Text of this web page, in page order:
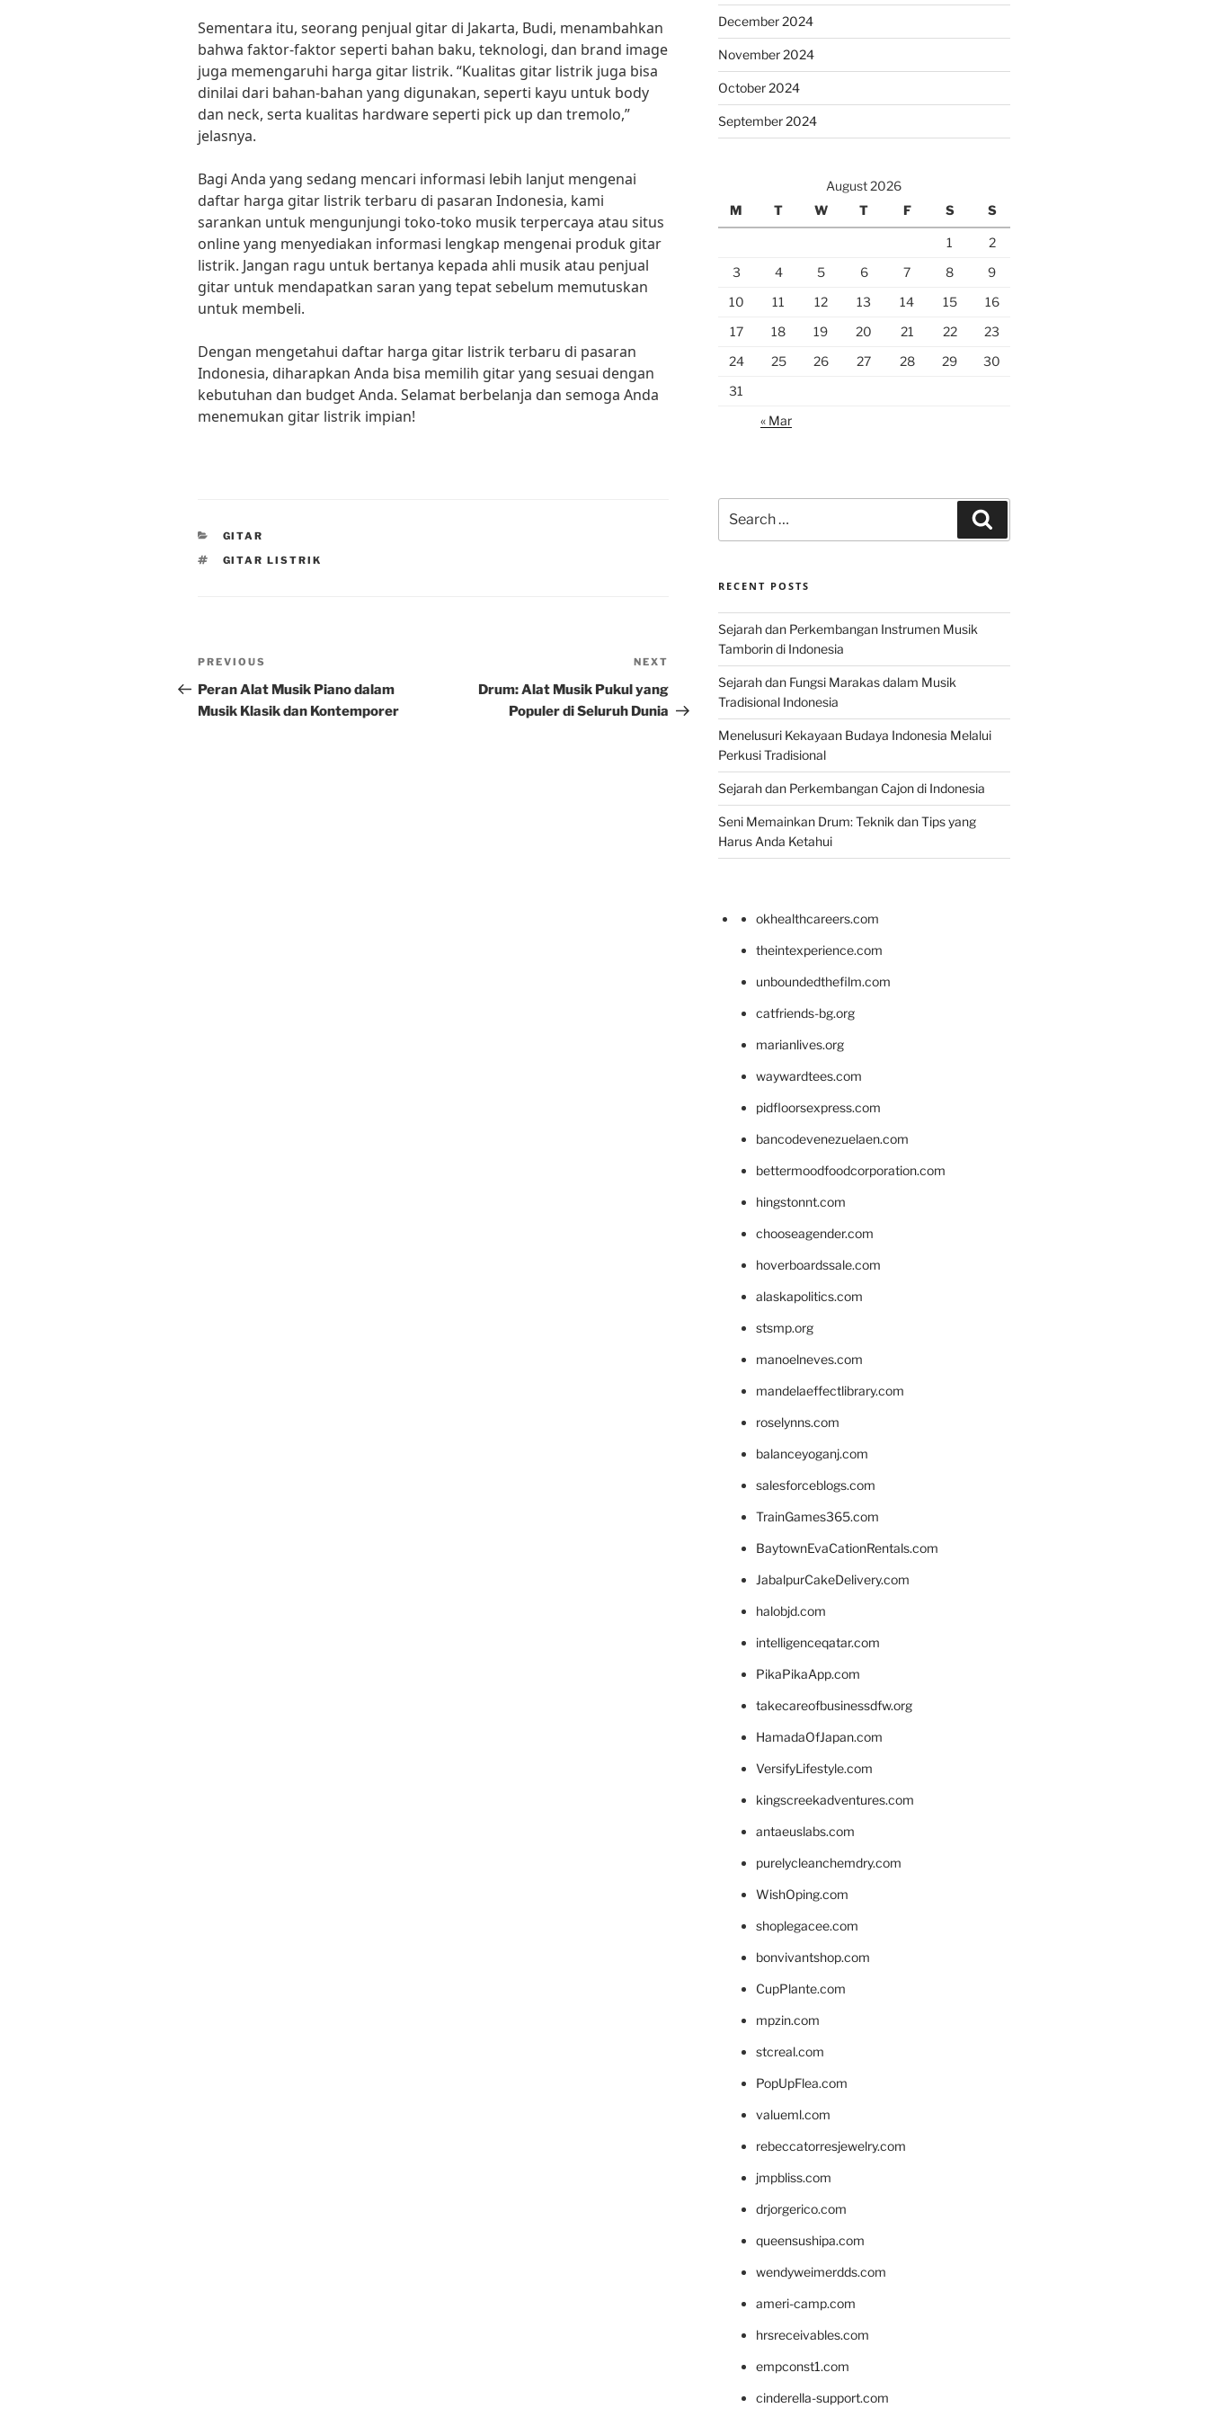
Sementara itu, seorang penjual gitar di Jakarta, Budi, menambahkan
bahwa faktor-faktor seperti bahan baku, teknologi, dan brand image
juga memengaruhi harga gitar listrik. “Kualitas gitar listrik juga bisa
dinilai dari bahan-bahan yang digunakan, seperti kayu untuk body
dan neck, serta kualitas hardware seperti pick up dan tremolo,”
jelasnya.
Bagi Anda yang sedang mencari informasi lebih lanjut mengenai
daftar harga gitar listrik terbaru di pasaran Indonesia, kami
sarankan untuk mengunjungi toko-toko musik terpercaya atau situs
online yang menyediakan informasi lengkap mengenai produk gitar
listrik. Jangan ragu untuk bertanya kepada ahli musik atau penjual
gitar untuk mendapatkan saran yang tepat sebelum memutuskan
untuk membeli.
Dengan mengetahui daftar harga gitar listrik terbaru di pasaran
Indonesia, diharapkan Anda bisa memilih gitar yang sesuai dengan
kebutuhan dan budget Anda. Selamat berbelanja dan semoga Anda
menemukan gitar listrik impian!
CATEGORIES
GITAR
TAGS
GITAR LISTRIK
Post
navigation
Previous
Post
PREVIOUS
Peran Alat Musik Piano dalam
Musik Klasik dan Kontemporer
Post
NEXT
Drum: Alat Musik Pukul yang
Populer di Seluruh Dunia
December 2024
November 2024
October 2024
September 2024
August 2026
M
T W T F S S
1
2
3
4 5 6 7 8
9
10
11 12 13 14 15
16
17
18 19 20 21 22
23
24
25 26 27 28 29
30
31
« Mar
for:
RECENT POSTS
Sejarah dan Perkembangan Instrumen Musik
Tamborin di Indonesia
Sejarah dan Fungsi Marakas dalam Musik
Tradisional Indonesia
Menelusuri Kekayaan Budaya Indonesia Melalui
Perkusi Tradisional
Sejarah dan Perkembangan Cajon di Indonesia
Seni Memainkan Drum: Teknik dan Tips yang
Harus Anda Ketahui
okhealthcareers.com
theintexperience.com
unboundedthefilm.com
catfriends-bg.org
marianlives.org
waywardtees.com
pidfloorsexpress.com
bancodevenezuelaen.com
bettermoodfoodcorporation.com
hingstonnt.com
chooseagender.com
hoverboardssale.com
alaskapolitics.com
stsmp.org
manoelneves.com
mandelaeffectlibrary.com
roselynns.com
balanceyoganj.com
salesforceblogs.com
TrainGames365.com
BaytownEvaCationRentals.com
JabalpurCakeDelivery.com
halobjd.com
intelligenceqatar.com
PikaPikaApp.com
takecareofbusinessdfw.org
HamadaOfJapan.com
VersifyLifestyle.com
kingscreekadventures.com
antaeuslabs.com
purelycleanchemdry.com
WishOping.com
shoplegacee.com
bonvivantshop.com
CupPlante.com
mpzin.com
stcreal.com
PopUpFlea.com
valueml.com
rebeccatorresjewelry.com
jmpbliss.com
drjorgerico.com
queensushipa.com
wendyweimerdds.com
ameri-camp.com
hrsreceivables.com
empconst1.com
cinderella-support.com